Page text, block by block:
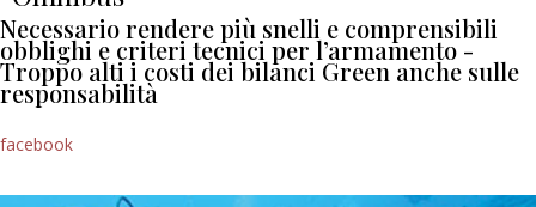
Necessario rendere più snelli e comprensibili
obblighi e criteri tecnici per l’armamento -
Troppo alti i costi dei bilanci Green anche sulle
responsabilità
facebook